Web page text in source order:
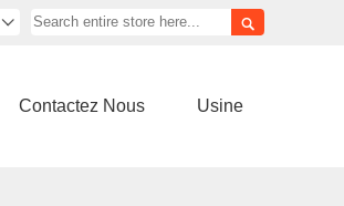


Contactez Nous Usine